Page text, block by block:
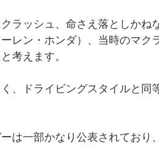
ラッシュ、命さえ落としかね
レン・ホンダ）、当時のマク
考えます。
、ドライビングスタイルと同
は一部かなり公表されており